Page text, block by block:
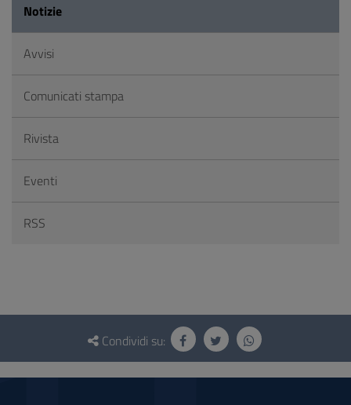
Notizie
Avvisi
Comunicati stampa
Rivista
Eventi
RSS
Questionario
social
Condividi su: